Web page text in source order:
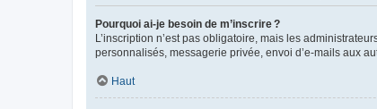
Pourquoi ai-je besoin de m’inscrire ?
L’inscription n’est pas obligatoire, mais les
personnalisés, messagerie privée, envoi d’e-mails aux
Haut